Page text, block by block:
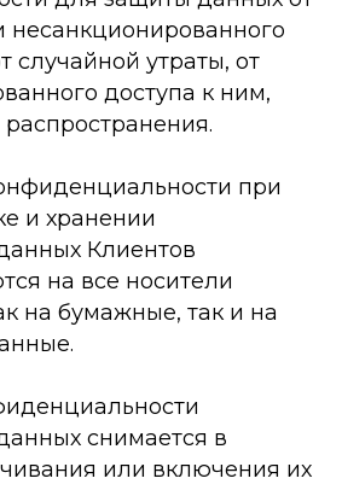
несанкционированного
случайной утраты, от
доступа к ним,
при
и хранении
Клиентов
на все носители
на бумажные, так и на
снимается в
или включения их